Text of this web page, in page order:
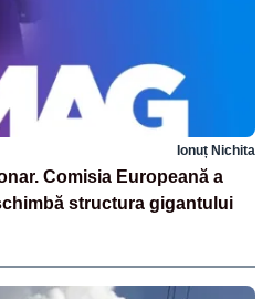
Ionuț Nichita
Comisia Europeană a
structura gigantului